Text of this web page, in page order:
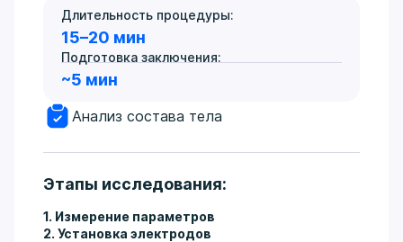
Длительность процедуры:
15–20 мин
Подготовка заключения:
~5 мин
Анализ состава тела
Этапы исследования:
1. Измерение параметров
2. Установка электродов